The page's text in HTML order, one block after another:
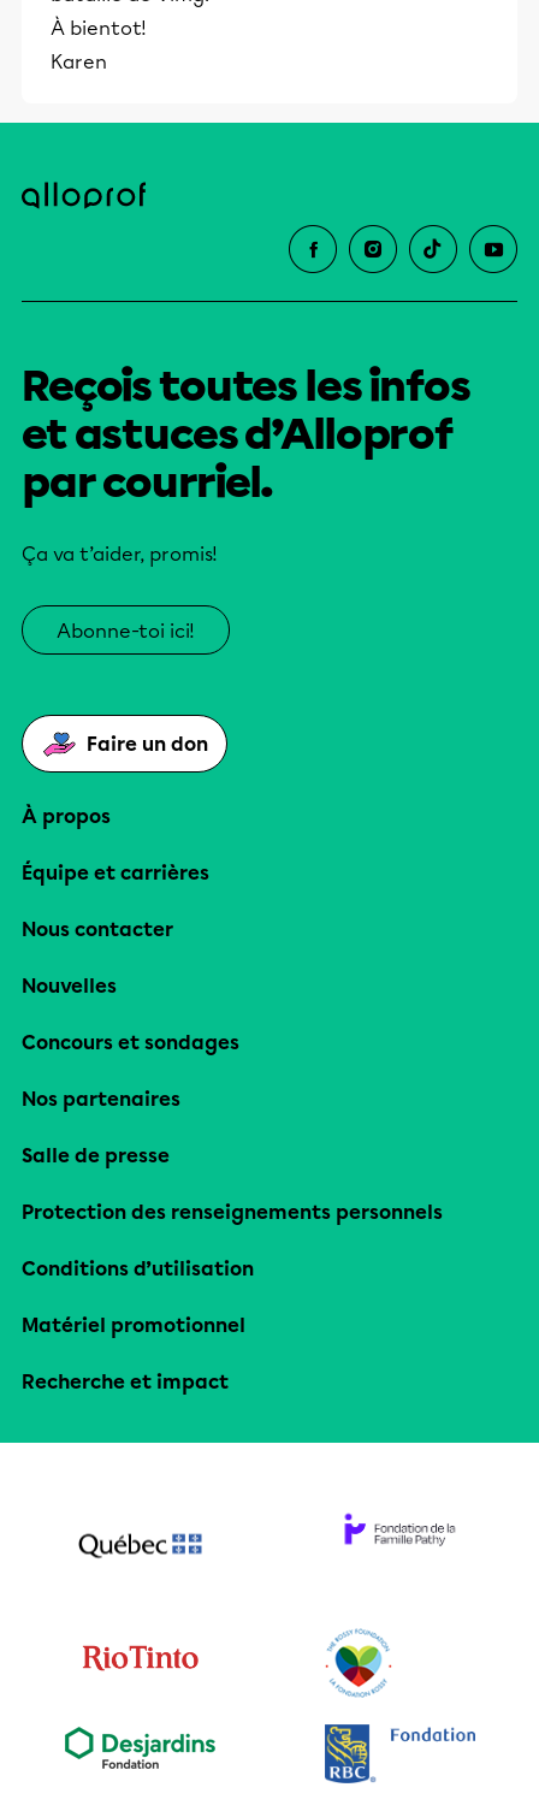
À bientot!
Karen
Reçois toutes les infos
et astuces d’Alloprof
par courriel.
Ça va t’aider, promis!
Abonne-toi ici!
Faire un don
À propos
Équipe et carrières
Nous contacter
Nouvelles
Concours et sondages
Nos partenaires
Salle de presse
Protection des renseignements personnels
Conditions d’utilisation
Matériel promotionnel
Recherche et impact